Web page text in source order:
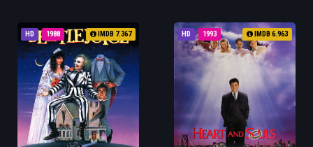
HD 1988 IMDB 7.367 HD 1993 IMDB 6.963